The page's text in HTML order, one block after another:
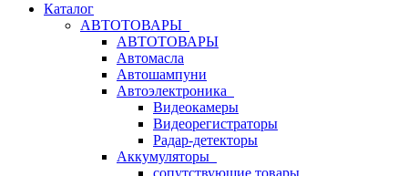
Каталог
АВТОТОВАРЫ
АВТОТОВАРЫ
Автомасла
Автошампуни
Автоэлектроника
Видеокамеры
Видеорегистраторы
Радар-детекторы
Аккумуляторы
сопутствующие товары